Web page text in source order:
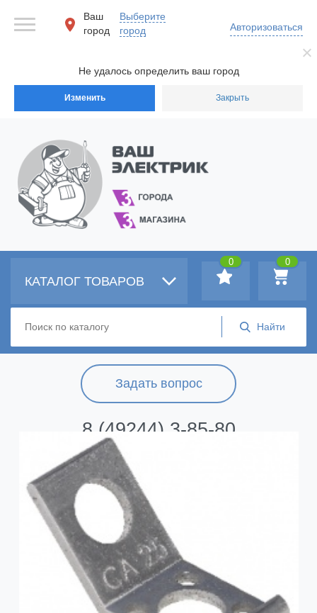
Не удалось определить ваш город
Изменить Закрыть
Ваш
город
Выберите
город
Авторизоваться
Задать вопрос
8 (49244) 3-85-80
КАТАЛОГ ТОВАРОВ
0
0